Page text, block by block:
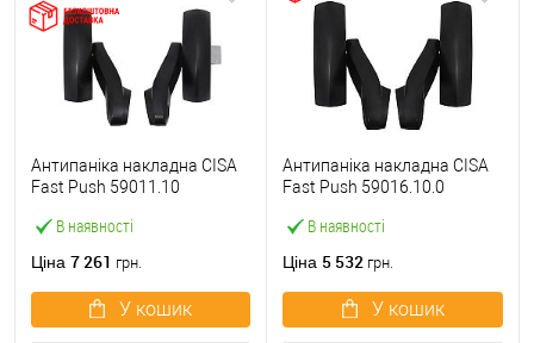
В наявності
Антипаніка накладна CISA
Fast Push 59011.10
штанги
Ціна 7 261 грн.
У кошик
В наявності
Антипаніка накладна CISA
Fast Push 59016.10.0
штанги
Ціна 5 532 грн.
У кошик